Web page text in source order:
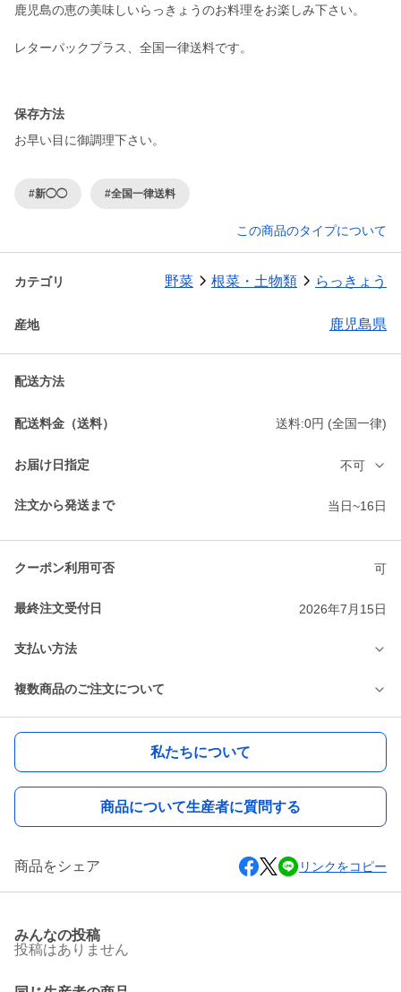
鹿児島の恵の美味しいらっきょうのお料理をお楽しみ下さい。
レターパックプラス、全国一律送料です。
保存方法
お早い目に御調理下さい。
#新◯◯ #全国一律送料
この商品のタイプについて
カテゴリ 野菜 根菜・土物類 らっきょう
産地 鹿児島県
配送方法
配送料金（送料） 送料:0円 (全国一律)
お届け日指定 不可
注文から発送まで 当日~16日
クーポン利用可否 可
最終注文受付日 2026年7月15日
支払い方法
複数商品のご注文について
私たちについて
商品について生産者に質問する
商品をシェア リンクをコピー
みんなの投稿
投稿はありません